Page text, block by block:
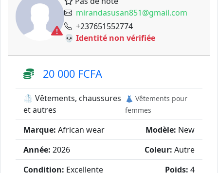
mirandasusan851@gmail.com
+237651552774
💀 Identité non vérifiée
20 000 FCFA
🥼 Vêtements, chaussures
et autres
👗 Vêtements pour
femmes
Marque: African wear Modèle: New
Année: 2026 Coleur: Autre
Condition: Excellente Poids: 4